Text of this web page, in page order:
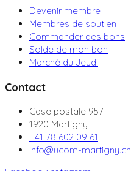
Devenir membre
Membres de soutien
Commander des bons
Solde de mon bon
Marché du Jeudi
Contact
Case postale 957
1920 Martigny
+41 78 602 09 61
info@ucom-martigny.ch